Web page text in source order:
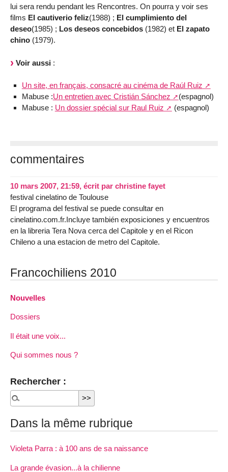
lui sera rendu pendant les Rencontres. On pourra y voir ses
films El cautiverio feliz(1988) ; El cumplimiento del
deseo(1985) ; Los deseos concebidos (1982) et El zapato
chino (1979).
Voir aussi :
Un site, en français, consacré au cinéma de Raúl Ruiz
Mabuse :Un entretien avec Cristián Sánchez
(espagnol)
Mabuse : Un dossier spécial sur Raul Ruiz (espagnol)
commentaires
10 mars 2007, 21:59, écrit par christine fayet
festival cinelatino de Toulouse
El programa del festival se puede consultar en
cinelatino.com.fr.Incluye también exposiciones y encuentros
en la libreria Tera Nova cerca del Capitole y en el Ricon
Chileno a una estacion de metro del Capitole.
Francochiliens 2010
Nouvelles
Dossiers
Il était une voix...
Qui sommes nous ?
Rechercher :
Dans la même rubrique
Violeta Parra : à 100 ans de sa naissance
La grande évasion...à la chilienne